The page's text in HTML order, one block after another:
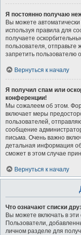
Я постоянно получаю
Вы можете
используя правила для
получаете
пользователя,
запретить пользователю
Вернуться к началу
Я получил спам или
конференции!
Мы сожалеем об этом.
включает меры
пользователей,
сообщение
письма. Очень важно
детальная информация
сможет в этом случае
Вернуться к началу
Что означают списки
Вы можете включать в
Пользователи,
личном разделе для